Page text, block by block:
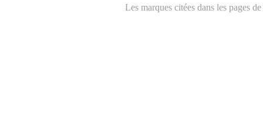
Les marques citées dans les pages